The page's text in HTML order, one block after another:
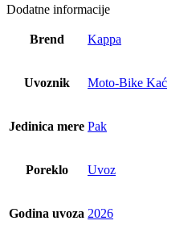
Dodatne informacije
Brend Kappa
Uvoznik Moto-Bike Kać
Jedinica mere Pak
Poreklo Uvoz
Godina uvoza 2026